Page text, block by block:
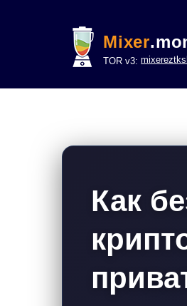
Mixer
TOR v3:
Как